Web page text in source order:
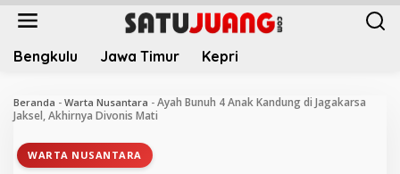
L
Bengkulu Jawa Timur Kepri
Beranda - Warta Nusantara - Ayah Bunuh 4 Anak Kandung di Jagakarsa
Jaksel, Akhirnya Divonis Mati
WARTA NUSANTARA